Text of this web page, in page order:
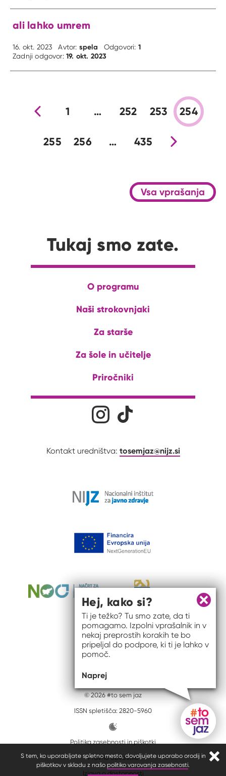
S tem, ko uporabljate spletno mesto, dovoljujete uporabo orodij in
piškotkov v skladu z našo politiko varovanja zasebnosti.
ali lahko umrem
16. okt. 2023 Avtor: spela Odgovori: 1
Zadnji odgovor:19. okt. 2023
Prejšnja stran
1 … 252 253 254
255 256 … 435Nova stran
Vsa vprašanja
Tukaj smo zate.
O programu
Naši strokovnjaki
Za starše
Za šole in učitelje
Priročniki
Družabna omrežjaNa naš Instagram profil
Kontakt uredništva: tosemjaz@nijz.si
© 2026 #to sem jaz
ISSN spletišča: 2820-5960
Politika zasebnosti in piškotki
Pravno obvestilo
Izjava o dostopnosti
Gumb
Zapri
Hej, kako si?
Ti je težko? Tu smo zate, da ti
pomagamo. Izpolni vprašalnik in v
nekaj preprostih korakih te bo
pripeljal do podpore, ki ti je lahko v
pomoč.
Naprej